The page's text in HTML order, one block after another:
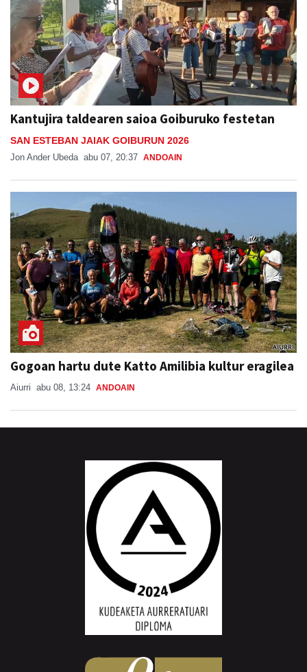
Kantujira taldearen saioa Goiburuko festetan
SAN ESTEBAN JAIAK GOIBURUN 2026
Jon Ander Ubeda abu 07, 20:37 ANDOAIN
Gogoan hartu dute Katto Amilibia kultur eragilea
Aiurri abu 08, 13:24 ANDOAIN